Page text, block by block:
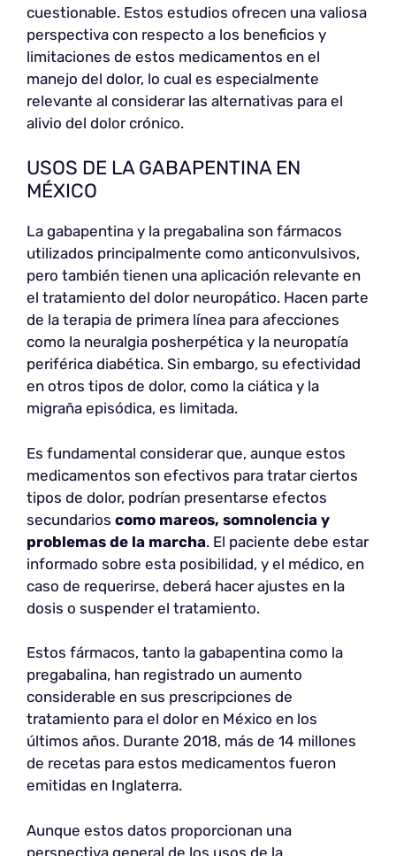
cuestionable. Estos estudios ofrecen una valiosa
perspectiva con respecto a los beneficios y
limitaciones de estos medicamentos en el
manejo del dolor, lo cual es especialmente
relevante al considerar las alternativas para el
alivio del dolor crónico.
USOS DE LA GABAPENTINA EN
MÉXICO
La gabapentina y la pregabalina son fármacos
utilizados principalmente como anticonvulsivos,
pero también tienen una aplicación relevante en
el tratamiento del dolor neuropático. Hacen parte
de la terapia de primera línea para afecciones
como la neuralgia posherpética y la neuropatía
periférica diabética. Sin embargo, su efectividad
en otros tipos de dolor, como la ciática y la
migraña episódica, es limitada.
Es fundamental considerar que, aunque estos
medicamentos son efectivos para tratar ciertos
tipos de dolor, podrían presentarse efectos
secundarios como mareos, somnolencia y
problemas de la marcha. El paciente debe estar
informado sobre esta posibilidad, y el médico, en
caso de requerirse, deberá hacer ajustes en la
dosis o suspender el tratamiento.
Estos fármacos, tanto la gabapentina como la
pregabalina, han registrado un aumento
considerable en sus prescripciones de
tratamiento para el dolor en México en los
últimos años. Durante 2018, más de 14 millones
de recetas para estos medicamentos fueron
emitidas en Inglaterra.
Aunque estos datos proporcionan una
perspectiva general de los usos de la